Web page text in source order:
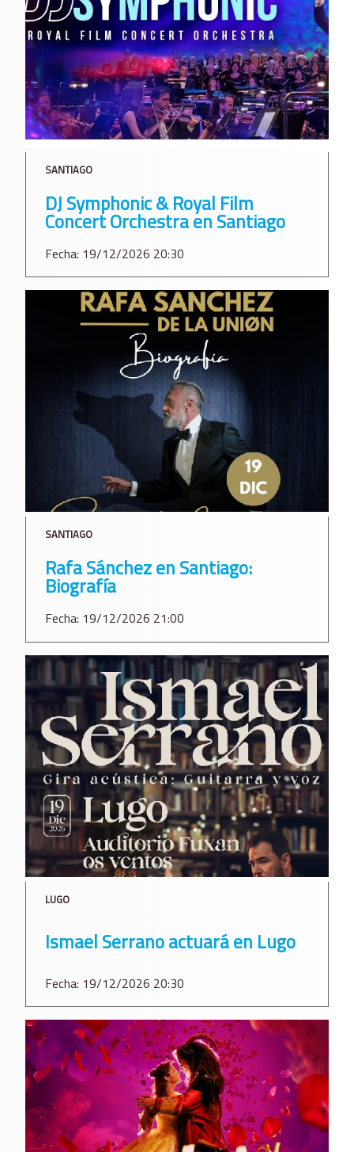
SANTIAGO
DJ Symphonic & Royal Film
Concert Orchestra en Santiago
Fecha: 19/12/2026 20:30
SANTIAGO
Rafa Sánchez en Santiago:
Biografía
Fecha: 19/12/2026 21:00
LUGO
Ismael Serrano actuará en Lugo
Fecha: 19/12/2026 20:30